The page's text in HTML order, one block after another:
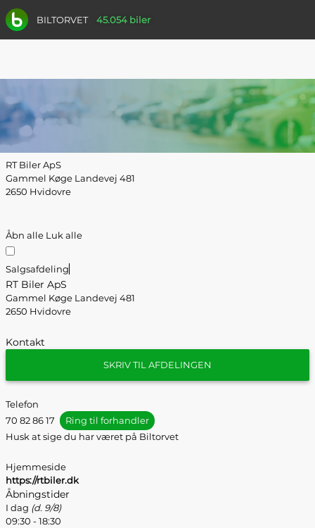
BILTORVET 45.054 biler
RT Biler ApS
Gammel Køge Landevej 481
2650 Hvidovre
Åbn alle Luk alle
Salgsafdeling
RT Biler ApS
Gammel Køge Landevej 481
2650 Hvidovre
Kontakt
SKRIV TIL AFDELINGEN
Telefon
70 82 86 17
Ring til forhandler
Husk at sige du har været på Biltorvet
Hjemmeside
https://rtbiler.dk
Åbningstider
I dag (d. 9/8)
09:30 - 18:30